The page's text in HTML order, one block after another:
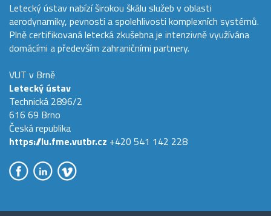
Letecký ústav nabízí širokou škálu služeb v oblasti
aerodynamiky, pevnosti a spolehlivosti komplexních systémů.
Plně certifikovaná letecká zkušebna je intenzivně využívána
domácími a především zahraničními partnery.
VUT v Brně
Letecký ústav
Technická 2896/2
616 69 Brno
Česká republika
https://lu.fme.vutbr.cz +420 541 142 228